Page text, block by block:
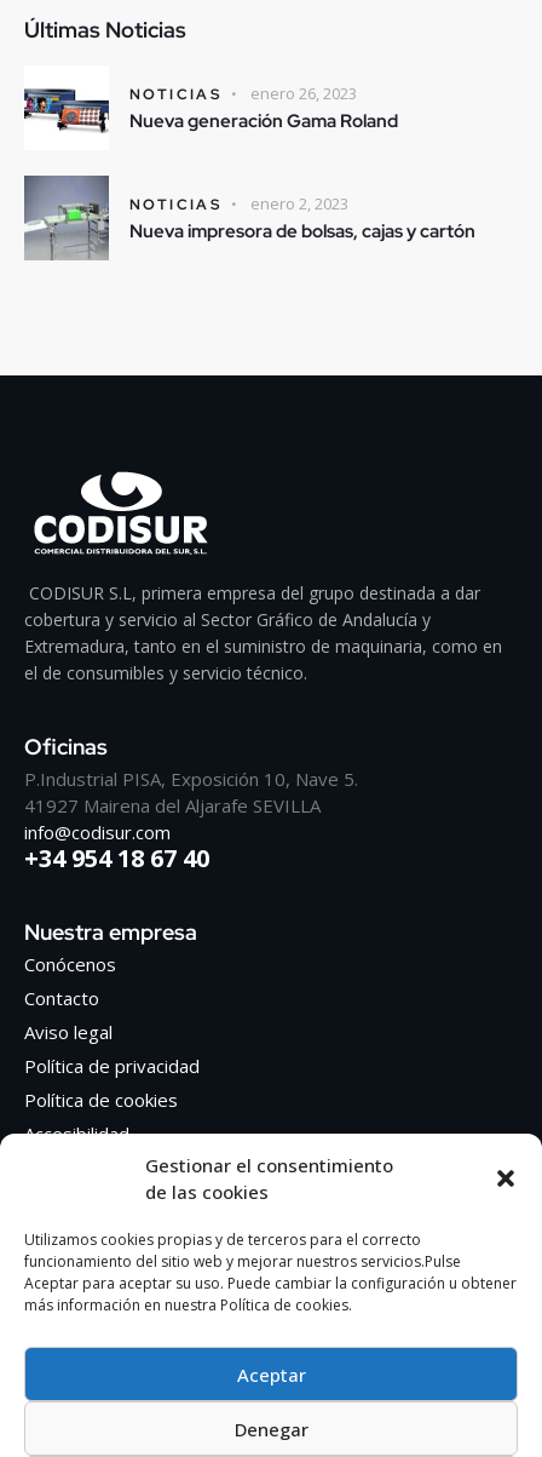
Gestionar el consentimiento
de las cookies
Utilizamos cookies propias y de terceros para el correcto
funcionamiento del sitio web y mejorar nuestros servicios.Pulse
Aceptar para aceptar su uso. Puede cambiar la configuración u obtener
más información en nuestra Política de cookies.
Aceptar
Denegar
Últimas Noticias
NOTICIAS enero 26, 2023
Nueva generación Gama Roland
NOTICIAS enero 2, 2023
Nueva impresora de bolsas, cajas y cartón
CODISUR S.L, primera empresa del grupo destinada a dar
cobertura y servicio al Sector Gráfico de Andalucía y
Extremadura, tanto en el suministro de maquinaria, como en
el de consumibles y servicio técnico.
Oficinas
P.Industrial PISA, Exposición 10, Nave 5.
41927 Mairena del Aljarafe SEVILLA
info@codisur.com
+34 954 18 67 40
Nuestra empresa
Conócenos
Contacto
Aviso legal
Política de privacidad
Política de cookies
Accesibilidad
Síguenos en Redes sociales
Facebook
Instagram